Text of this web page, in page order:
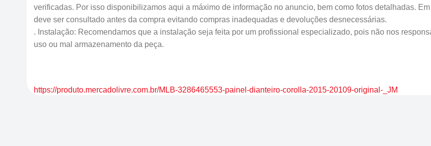
verificadas. Por isso disponibilizamos aqui a máximo de informação no anuncio, bem como fotos detalhadas.
deve ser consultado antes da compra evitando compras inadequadas e devoluções desnecessárias.
. Instalação: Recomendamos que a instalação seja feita por um profissional especializado, pois não nos
uso ou mal armazenamento da peça.
https://produto.mercadolivre.com.br/MLB-3286465553-painel-dianteiro-corolla-2015-20109-original-_JM